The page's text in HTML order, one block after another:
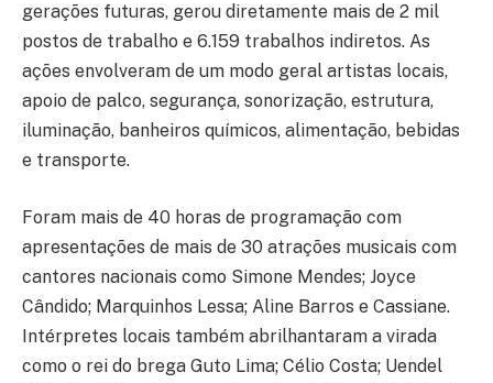
gerações futuras, gerou diretamente mais de 2 mil
postos de trabalho e 6.159 trabalhos indiretos. As
ações envolveram de um modo geral artistas locais,
apoio de palco, segurança, sonorização, estrutura,
iluminação, banheiros químicos, alimentação, bebidas
e transporte.
Foram mais de 40 horas de programação com
apresentações de mais de 30 atrações musicais com
cantores nacionais como Simone Mendes; Joyce
Cândido; Marquinhos Lessa; Aline Barros e Cassiane.
Intérpretes locais também abrilhantaram a virada
como o rei do brega Guto Lima; Célio Costa; Uendel